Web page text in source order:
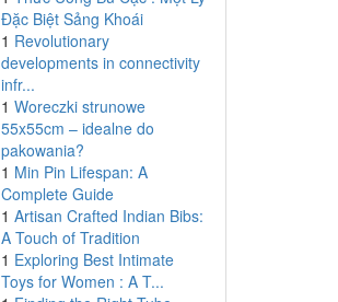
Đặc Biệt Sảng Khoái
1 Revolutionary
developments in connectivity
infr...
1 Woreczki strunowe
55x55cm – idealne do
pakowania?
1 Min Pin Lifespan: A
Complete Guide
1 Artisan Crafted Indian Bibs:
A Touch of Tradition
1 Exploring Best Intimate
Toys for Women : A T...